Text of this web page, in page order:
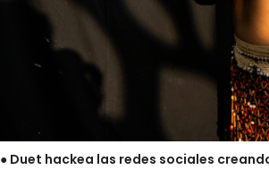
● Duet hackea las redes sociales